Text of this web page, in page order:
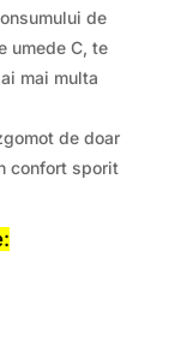
de
umede C, te
mai multa
de doar
confort sporit